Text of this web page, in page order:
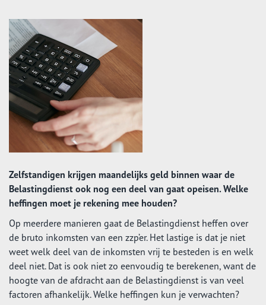
Zelfstandigen krijgen maandelijks geld binnen waar de
Belastingdienst ook nog een deel van gaat opeisen. Welke
heffingen moet je rekening mee houden?
Op meerdere manieren gaat de Belastingdienst heffen over
de bruto inkomsten van een zzp’er. Het lastige is dat je niet
weet welk deel van de inkomsten vrij te besteden is en welk
deel niet. Dat is ook niet zo eenvoudig te berekenen, want de
hoogte van de afdracht aan de Belastingdienst is van veel
factoren afhankelijk. Welke heffingen kun je verwachten?